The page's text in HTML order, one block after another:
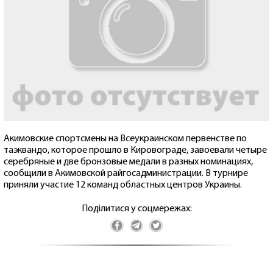
Акимовские спортсмены на Всеукраинском первенстве по
таэквандо, которое прошло в Кировограде, завоевали четыре
серебряные и две бронзовые медали в разных номинациях,
сообщили в Акимовской райгосадминистрации. В турнире
приняли участие 12 команд областных центров Украины.
Поділитися у соцмережах: